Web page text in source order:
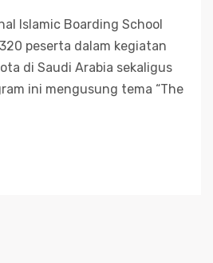
Islamic Boarding School
peserta dalam kegiatan
di Saudi Arabia sekaligus
ini mengusung tema “The